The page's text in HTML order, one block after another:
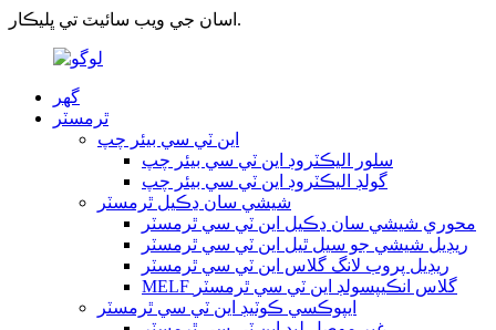
اسان جي ويب سائيٽ تي ڀليڪار.
گھر
ٿرمسٽر
اين ٽي سي بيئر چپ
سلور اليڪٽروڊ اين ٽي سي بيئر چپ
گولڊ اليڪٽروڊ اين ٽي سي بيئر چپ
شيشي سان ڍڪيل ٿرمسٽر
محوري شيشي سان ڍڪيل اين ٽي سي ٿرمسٽر
ريڊيل شيشي جو سيل ٿيل اين ٽي سي ٿرمسٽر
ريڊيل پروب لانگ گلاس اين ٽي سي ٿرمسٽر
MELF گلاس انڪيپسولڊ اين ٽي سي ٿرمسٽر
ايپوڪسي ڪوٽيڊ اين ٽي سي ٿرمسٽر